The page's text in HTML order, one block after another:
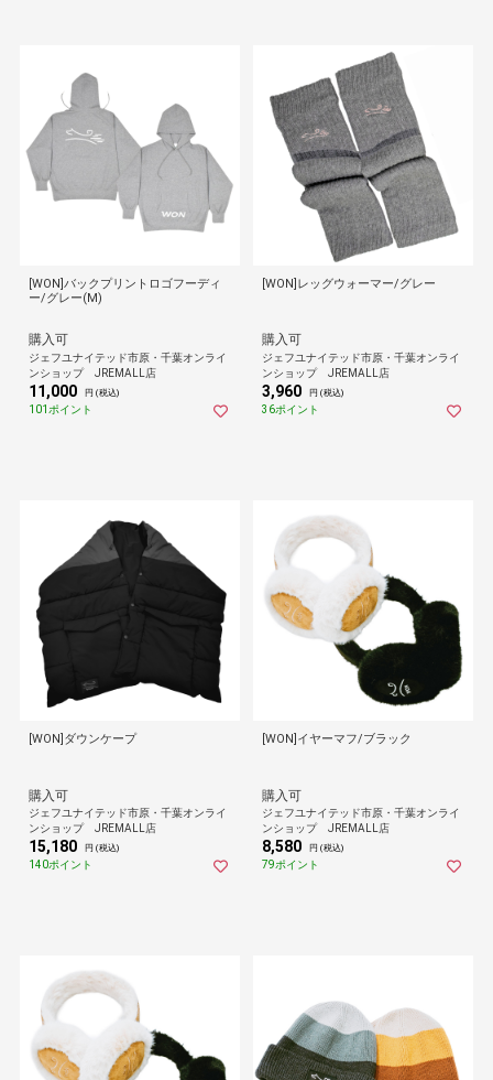
[WON]バックプリントロゴフーディ
ー/グレー(M)
購入可
ジェフユナイテッド市原・千葉オンライ
ンショップ JREMALL店
11,000 円 (税込)
101ポイント
[WON]レッグウォーマー/グレー
購入可
ジェフユナイテッド市原・千葉オンライ
ンショップ JREMALL店
3,960 円 (税込)
36ポイント
[WON]ダウンケープ
購入可
ジェフユナイテッド市原・千葉オンライ
ンショップ JREMALL店
15,180 円 (税込)
140ポイント
[WON]イヤーマフ/ブラック
購入可
ジェフユナイテッド市原・千葉オンライ
ンショップ JREMALL店
8,580 円 (税込)
79ポイント